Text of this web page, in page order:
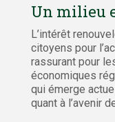
Un milieu
L’intérêt
citoyens pour
rassurant pour
économiques
qui émerge
quant à l’avenir